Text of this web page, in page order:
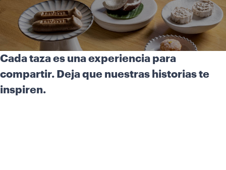
Cada taza es una experiencia para
compartir. Deja que nuestras historias te
inspiren.